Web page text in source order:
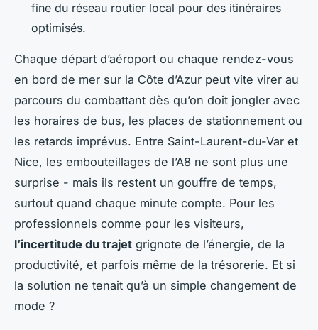
fine du réseau routier local pour des itinéraires
optimisés.
Chaque départ d’aéroport ou chaque rendez-vous
en bord de mer sur la Côte d’Azur peut vite virer au
parcours du combattant dès qu’on doit jongler avec
les horaires de bus, les places de stationnement ou
les retards imprévus. Entre Saint-Laurent-du-Var et
Nice, les embouteillages de l’A8 ne sont plus une
surprise - mais ils restent un gouffre de temps,
surtout quand chaque minute compte. Pour les
professionnels comme pour les visiteurs,
l’incertitude du trajet grignote de l’énergie, de la
productivité, et parfois même de la trésorerie. Et si
la solution ne tenait qu’à un simple changement de
mode ?